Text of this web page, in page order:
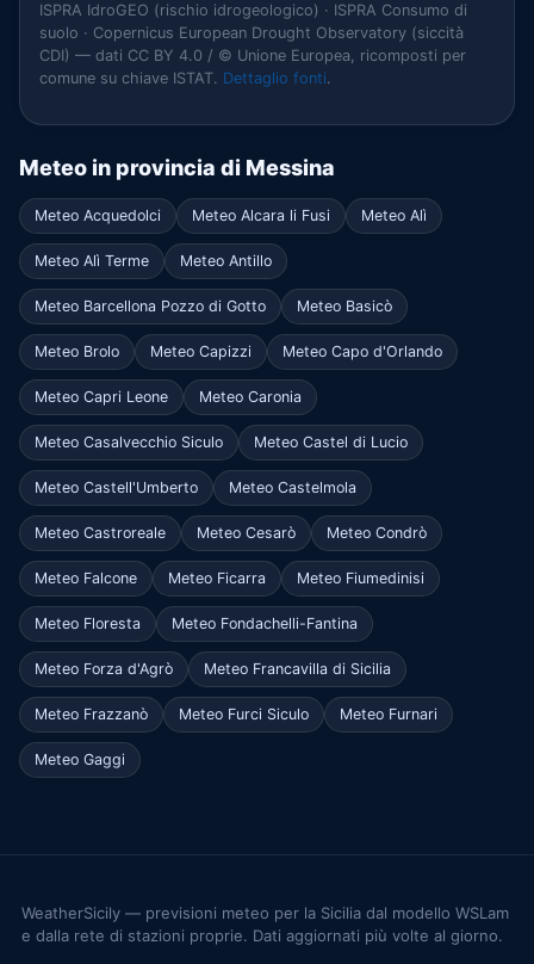
ISPRA IdroGEO (rischio idrogeologico) · ISPRA Consumo di
suolo · Copernicus European Drought Observatory (siccità
CDI) — dati CC BY 4.0 / © Unione Europea, ricomposti per
comune su chiave ISTAT. Dettaglio fonti.
Meteo in provincia di Messina
Meteo Acquedolci Meteo Alcara li Fusi Meteo Alì
Meteo Alì Terme Meteo Antillo
Meteo Barcellona Pozzo di Gotto Meteo Basicò
Meteo Brolo Meteo Capizzi Meteo Capo d'Orlando
Meteo Capri Leone Meteo Caronia
Meteo Casalvecchio Siculo Meteo Castel di Lucio
Meteo Castell'Umberto Meteo Castelmola
Meteo Castroreale Meteo Cesarò Meteo Condrò
Meteo Falcone Meteo Ficarra Meteo Fiumedinisi
Meteo Floresta Meteo Fondachelli-Fantina
Meteo Forza d'Agrò Meteo Francavilla di Sicilia
Meteo Frazzanò Meteo Furci Siculo Meteo Furnari
Meteo Gaggi
WeatherSicily — previsioni meteo per la Sicilia dal modello WSLam
e dalla rete di stazioni proprie. Dati aggiornati più volte al giorno.